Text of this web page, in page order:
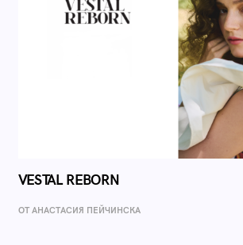
VESTAL REBORN
ОТ AНАСТАСИЯ ПЕЙЧИНСКА